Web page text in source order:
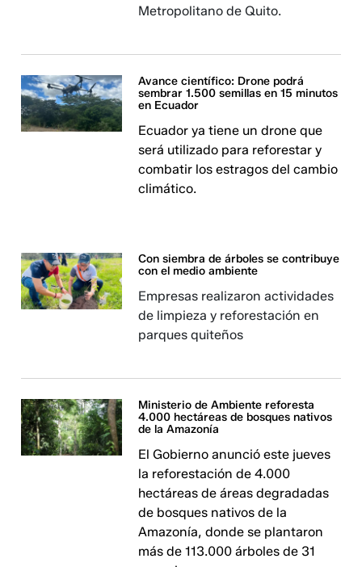
Metropolitano de Quito.
Avance científico: Drone podrá
sembrar 1.500 semillas en 15 minutos
en Ecuador
Ecuador ya tiene un drone que
será utilizado para reforestar y
combatir los estragos del cambio
climático.
Con siembra de árboles se contribuye
con el medio ambiente
Empresas realizaron actividades
de limpieza y reforestación en
parques quiteños
Ministerio de Ambiente reforesta
4.000 hectáreas de bosques nativos
de la Amazonía
El Gobierno anunció este jueves
la reforestación de 4.000
hectáreas de áreas degradadas
de bosques nativos de la
Amazonía, donde se plantaron
más de 113.000 árboles de 31